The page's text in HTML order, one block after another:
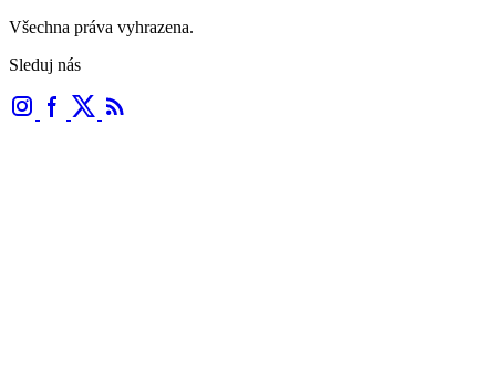
Všechna práva vyhrazena.
Sleduj nás